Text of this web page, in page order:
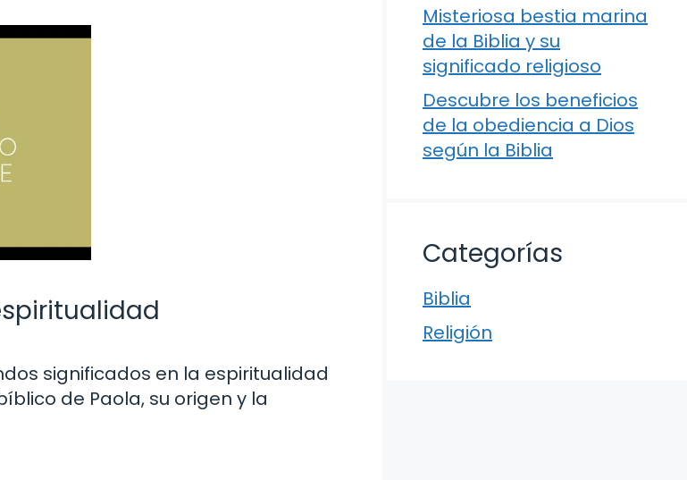
significados en la espiritualidad
de Paola, su origen y la
Misteriosa bestia marina
de la Biblia y su
significado religioso
Descubre los beneficios
de la obediencia a Dios
según la Biblia
Categorías
Biblia
Religión